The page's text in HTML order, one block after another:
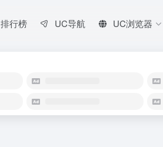
排行榜 UC导航 UC浏览器